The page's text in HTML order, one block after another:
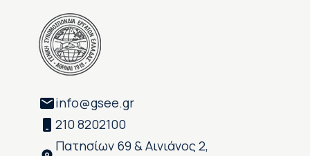
info@gsee.gr
210 8202100
Πατησίων 69 & Αινιάνος 2,